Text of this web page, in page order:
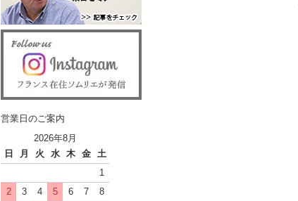
営業日のご案内
2026年8月
日
月 火 水 木 金
土
1
2
3 4 5 6 7
8